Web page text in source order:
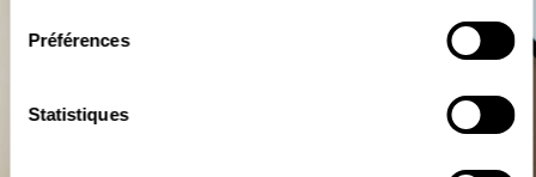
Préférences
Statistiques